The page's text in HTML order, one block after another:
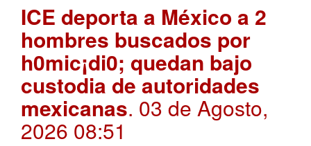
ICE deporta a México a 2
hombres buscados por
h0mic¡di0; quedan bajo
custodia de autoridades
mexicanas. 03 de Agosto,
2026 08:51